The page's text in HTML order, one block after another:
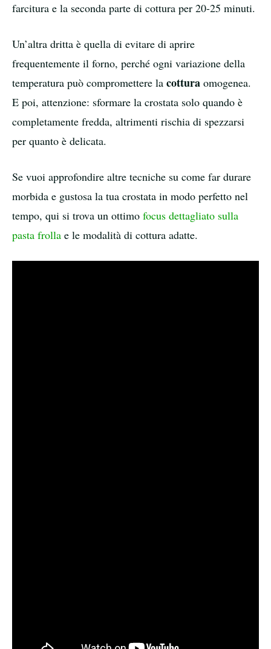
farcitura e la seconda parte di cottura per 20-25 minuti.
Un’altra dritta è quella di evitare di aprire
frequentemente il forno, perché ogni variazione della
temperatura può compromettere la cottura omogenea.
E poi, attenzione: sformare la crostata solo quando è
completamente fredda, altrimenti rischia di spezzarsi
per quanto è delicata.
Se vuoi approfondire altre tecniche su come far durare
morbida e gustosa la tua crostata in modo perfetto nel
tempo, qui si trova un ottimo focus dettagliato sulla
pasta frolla e le modalità di cottura adatte.